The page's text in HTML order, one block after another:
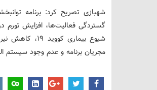
شهبازی تصریح کرد: برنامه
گستردگی فعالیت‌ها، افزایش
شیوع بیماری
مجریان برنامه و عدم وجود سیستم